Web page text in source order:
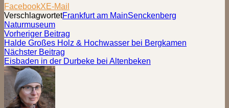
FacebookXE-Mail
VerschlagwortetFrankfurt am MainSenckenberg
Naturmuseum
Beitragsnavigation
Vorheriger Beitrag
Beitrag:
Halde Großes Holz & Hochwasser bei Bergkamen
Nächster Beitrag
Beitrag:
Eisbaden in der Durbeke bei Altenbeken